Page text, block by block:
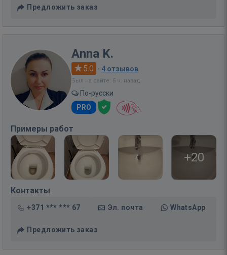
Предложить заказ
Anna K.
5.0 · 4 отзывов
Был на сайте: 5 ч. назад
По-русски
PRO
Примеры работ
+20
Контакты
+371 *** *** 67 Эл. почта WhatsApp
Предложить заказ